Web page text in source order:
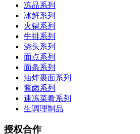
冻品系列
冰鲜系列
火锅系列
牛排系列
浇头系列
面点系列
面条系列
油炸裹面系列
酱卤系列
速冻菜肴系列
生调理制品
授权合作